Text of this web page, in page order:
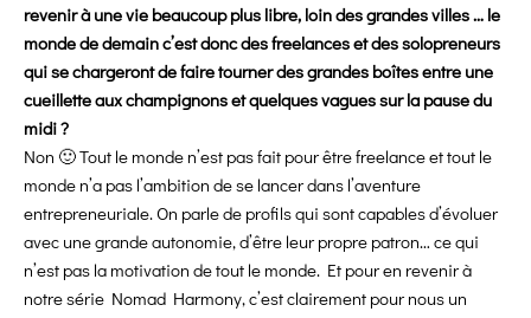
revenir à une vie beaucoup plus libre, loin des grandes villes … le
monde de demain c’est donc des freelances et des solopreneurs
qui se chargeront de faire tourner des grandes boîtes entre une
cueillette aux champignons et quelques vagues sur la pause du
midi ?
Non 🙂 Tout le monde n’est pas fait pour être freelance et tout le
monde n’a pas l’ambition de se lancer dans l’aventure
entrepreneuriale. On parle de profils qui sont capables d’évoluer
avec une grande autonomie, d’être leur propre patron… ce qui
n’est pas la motivation de tout le monde. Et pour en revenir à
notre série Nomad Harmony, c’est clairement pour nous un